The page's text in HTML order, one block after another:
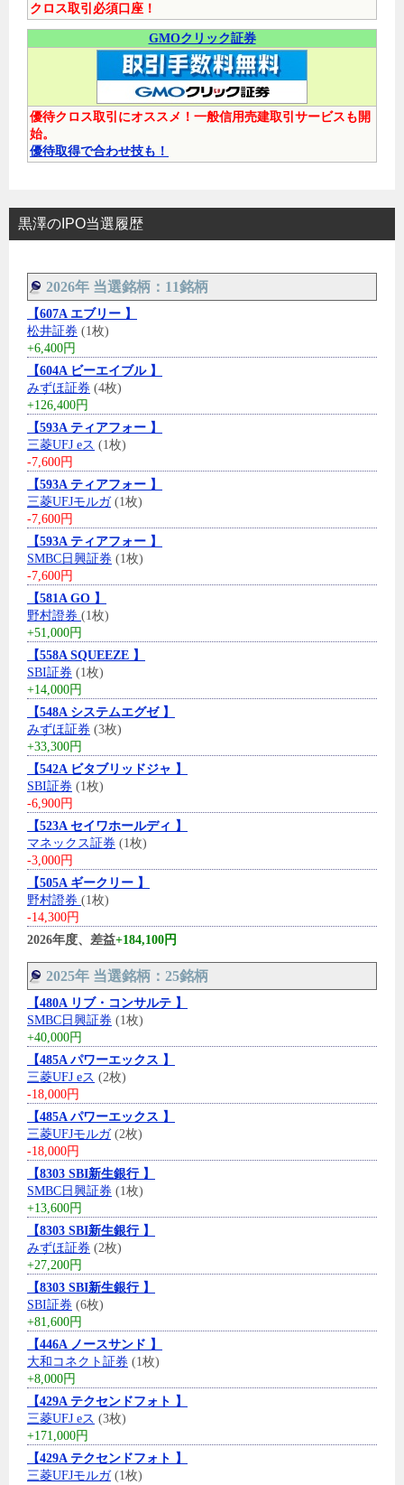
クロス取引必須口座！
GMOクリック証券
優待クロス取引にオススメ！一般信用売建取引サービスも開
始。
優待取得で合わせ技も！
黒澤のIPO当選履歴
2026年 当選銘柄：11銘柄
【607A エブリー 】
松井証券 (1枚)
+6,400円
【604A ビーエイブル 】
みずほ証券 (4枚)
+126,400円
【593A ティアフォー 】
三菱UFJ eス (1枚)
-7,600円
【593A ティアフォー 】
三菱UFJモルガ(1枚)
-7,600円
【593A ティアフォー 】
SMBC日興証券 (1枚)
-7,600円
【581A GO 】
野村證券 (1枚)
+51,000円
【558A SQUEEZE 】
SBI証券 (1枚)
+14,000円
【548A システムエグゼ 】
みずほ証券 (3枚)
+33,300円
【542A ビタブリッドジャ 】
SBI証券 (1枚)
-6,900円
【523A セイワホールディ 】
マネックス証券 (1枚)
-3,000円
【505A ギークリー 】
野村證券 (1枚)
-14,300円
2026年度、差益+184,100円
2025年 当選銘柄：25銘柄
【480A リブ・コンサルテ 】
SMBC日興証券 (1枚)
+40,000円
【485A パワーエックス 】
三菱UFJ eス (2枚)
-18,000円
【485A パワーエックス 】
三菱UFJモルガ(2枚)
-18,000円
【8303 SBI新生銀行 】
SMBC日興証券 (1枚)
+13,600円
【8303 SBI新生銀行 】
みずほ証券 (2枚)
+27,200円
【8303 SBI新生銀行 】
SBI証券 (6枚)
+81,600円
【446A ノースサンド 】
大和コネクト証券 (1枚)
+8,000円
【429A テクセンドフォト 】
三菱UFJ eス (3枚)
+171,000円
【429A テクセンドフォト 】
三菱UFJモルガ(1枚)